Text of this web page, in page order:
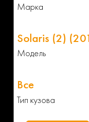
Марка
Модель
Тип кузова